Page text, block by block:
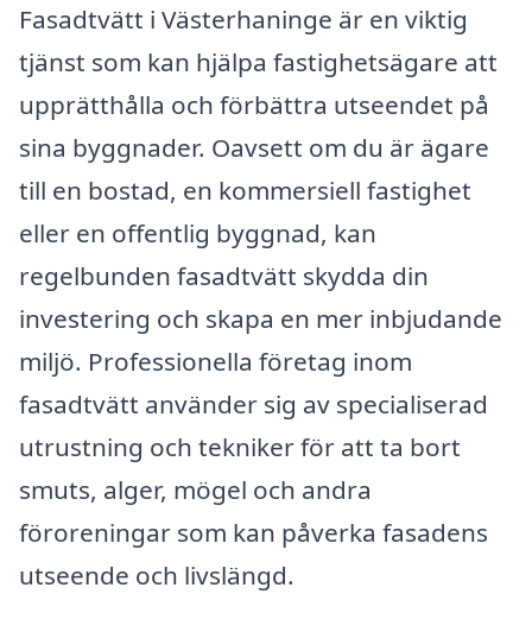
Fasadtvätt i Västerhaninge är en viktig
tjänst som kan hjälpa fastighetsägare att
upprätthålla och förbättra utseendet på
sina byggnader. Oavsett om du är ägare
till en bostad, en kommersiell fastighet
eller en offentlig byggnad, kan
regelbunden fasadtvätt skydda din
investering och skapa en mer inbjudande
miljö. Professionella företag inom
fasadtvätt använder sig av specialiserad
utrustning och tekniker för att ta bort
smuts, alger, mögel och andra
föroreningar som kan påverka fasadens
utseende och livslängd.